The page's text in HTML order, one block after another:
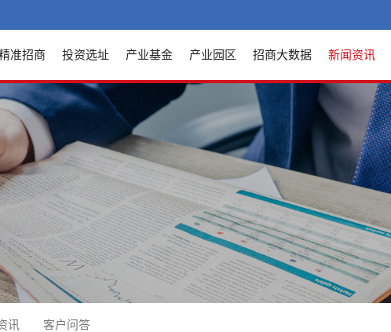
准招商 投资选址 产业基金 产业园区 招商大数据 新闻资讯
讯 客户问答